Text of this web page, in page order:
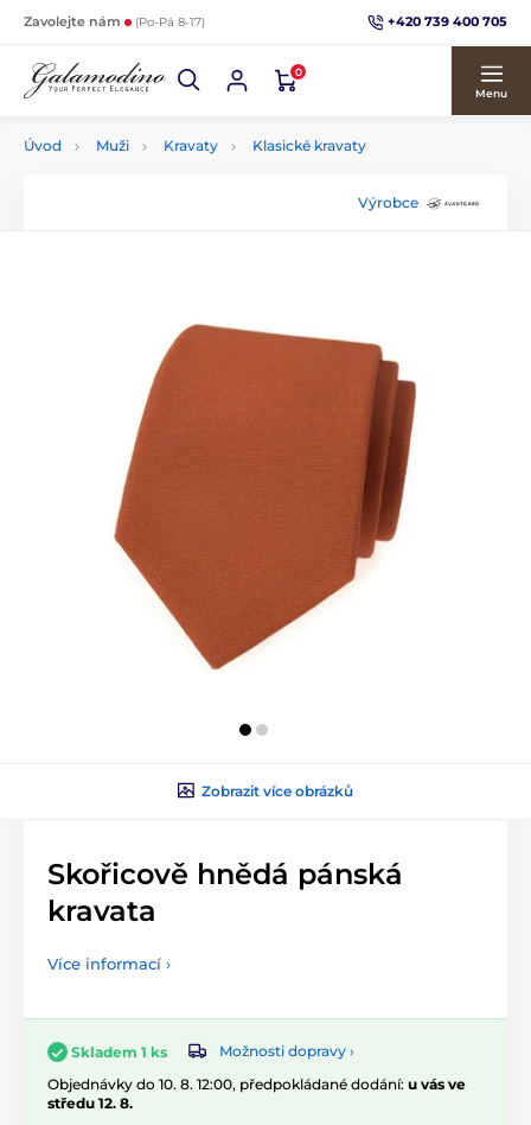
Zavolejte nám (Po-Pá 8-17) +420 739 400 705
0
Menu
Úvod Muži Kravaty Klasické kravaty
Výrobce
Zobrazit více obrázků
Skořicově hnědá pánská
kravata
Více informací ›
Skladem 1 ks
Možnosti dopravy ›
Objednávky do 10. 8. 12:00, předpokládané dodání: u vás ve
středu 12. 8.